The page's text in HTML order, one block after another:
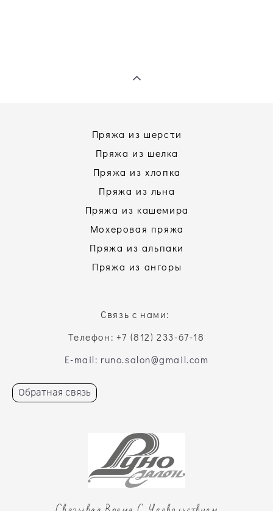
Пряжа из шерсти
Пряжа из шелка
Пряжа из хлопка
Пряжа из льна
Пряжа из кашемира
Мохеровая пряжа
Пряжа из альпаки
Пряжа из ангоры
Связь с нами:
Телефон: +7 (812) 233-67-18
E-mail: runo.salon@gmail.com
Обратная связь